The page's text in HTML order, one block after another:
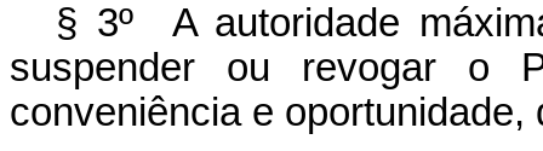
§ 3º A autoridade
suspender ou revogar o
conveniência e